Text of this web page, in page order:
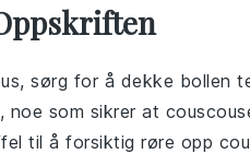
, sørg for å dekke bollen
noe som sikrer at
til å forsiktig røre opp